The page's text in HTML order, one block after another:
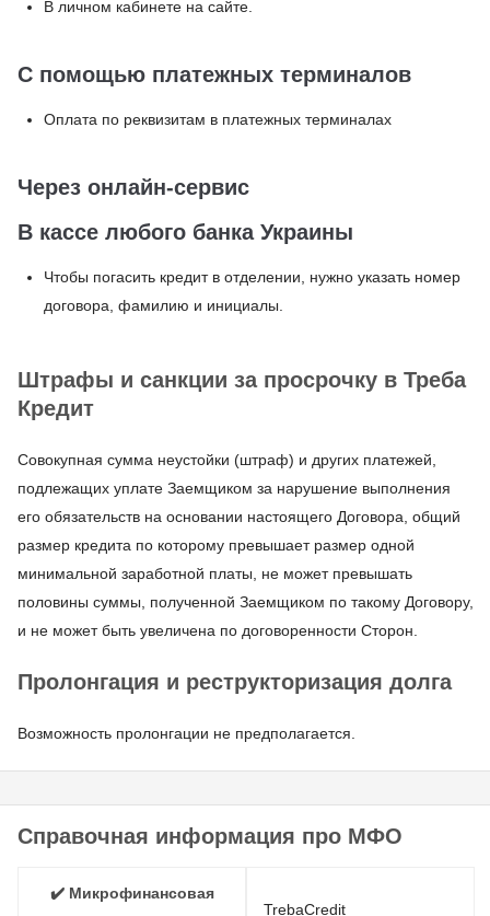
В личном кабинете на сайте.
С помощью платежных терминалов
Оплата по реквизитам в платежных терминалах
Через онлайн-сервис
В кассе любого банка Украины
Чтобы погасить кредит в отделении, нужно указать номер
договора, фамилию и инициалы.
Штрафы и санкции за просрочку в Треба
Кредит
Совокупная сумма неустойки (штраф) и других платежей,
подлежащих уплате Заемщиком за нарушение выполнения
его обязательств на основании настоящего Договора, общий
размер кредита по которому превышает размер одной
минимальной заработной платы, не может превышать
половины суммы, полученной Заемщиком по такому Договору,
и не может быть увеличена по договоренности Сторон.
Пролонгация и реструкторизация долга
Возможность пролонгации не предполагается.
Справочная информация про МФО
✔️ Микрофинансовая
TrebaCredit